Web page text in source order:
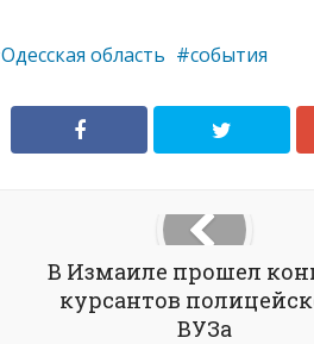
Одесская область события
В Измаиле прошел
курсантов
ВУЗа